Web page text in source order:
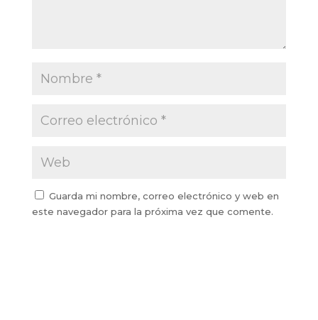
Guarda mi nombre, correo electrónico y web en
este navegador para la próxima vez que comente.